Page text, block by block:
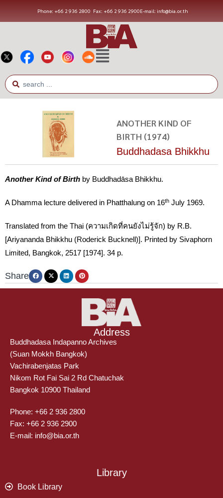
Phone: +66 2 936 2800 Fax: +66 2 936 2900E-mail: info@bia.or.th
ANOTHER KIND OF
BIRTH (1974)
Buddhadasa Bhikkhu
Another Kind of Birth by Buddhadāsa Bhikkhu.
A Dhamma lecture delivered in Phatthalung on 16th July 1969.
Translated from the Thai (ความเกิดที่คนยังไม่รู้จัก) by R.B.
[Ariyananda Bhikkhu (Roderick Bucknell)]. Printed by Sivaphorn
Limited, Bangkok, 2517 [1974]. 34 p.
Share
Address
Buddhadasa Indapanno Archives
(Suan Mokkh Bangkok)
Vachirabenjatas Park
Nikom Rot Fai Sai 2 Rd Chatuchak
Bangkok 10900 Thailand
Phone: +66 2 936 2800
Fax: +66 2 936 2900
E-mail: info@bia.or.th
Library
Book Library